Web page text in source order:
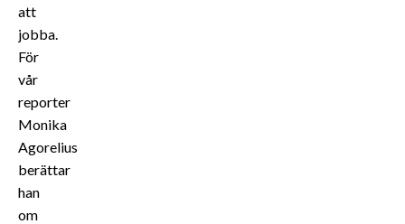
att
jobba.
För
vår
reporter
Monika
Agorelius
berättar
han
om